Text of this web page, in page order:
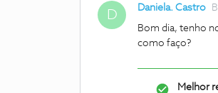
D Daniela. Castro
Bom dia, tenho
como faço?
Melhor